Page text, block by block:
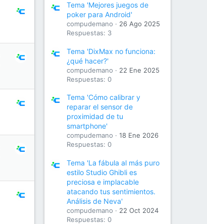
Tema 'Mejores juegos de
poker para Android'
compudemano
26 Ago 2025
Respuestas: 3
Tema 'DixMax no funciona:
¿qué hacer?'
compudemano
22 Ene 2025
Respuestas: 0
Tema 'Cómo calibrar y
reparar el sensor de
proximidad de tu
smartphone'
compudemano
18 Ene 2026
Respuestas: 0
Tema 'La fábula al más puro
estilo Studio Ghibli es
preciosa e implacable
atacando tus sentimientos.
Análisis de Neva'
compudemano
22 Oct 2024
Respuestas: 0